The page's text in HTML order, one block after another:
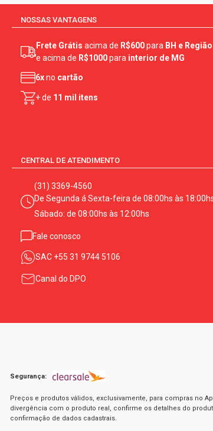
NOSSAS VANTAGENS
Frete Grátis acima de R$600para BH e Região
e acima de R$1000para interior de MG
6xno cartão
+ de 11 mil itens
CENTRAL DE ATENDIMENTO
(31) 3369-4560
De Segunda á Sexta-feira de 08:00hs às
Sábado: de 08:00hs às 12:00hs
Fale conosco
SAC +55 31 9744 5106
Canal do DPO
Segurança:
Preços e produtos válidos, exclusivamente, para compras no
divergência com o produto real, confirme os detalhes do
confirmação de dados cadastrais.